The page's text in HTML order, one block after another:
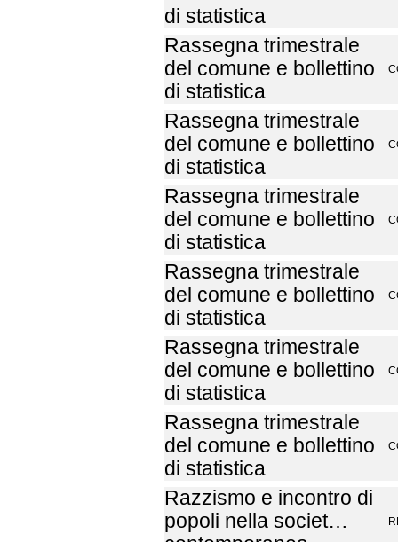
di statistica
Rassegna trimestrale
del comune e bollettino
di statistica
Rassegna trimestrale
del comune e bollettino
di statistica
Rassegna trimestrale
del comune e bollettino
di statistica
Rassegna trimestrale
del comune e bollettino
di statistica
Rassegna trimestrale
del comune e bollettino
di statistica
Rassegna trimestrale
del comune e bollettino
di statistica
Razzismo e incontro di
popoli nella societ…